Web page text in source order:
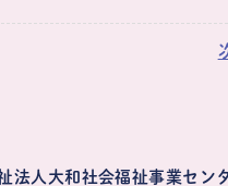
法人大和社会福祉事業セン